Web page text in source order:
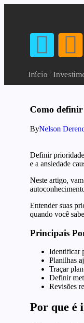
Início
Como definir
ByNelson
Definir
e a ansiedade
Neste artigo,
Entender suas
quando você
Principais
Identificar
Planilhas
Traçar
Definir
Revisões
Por que é